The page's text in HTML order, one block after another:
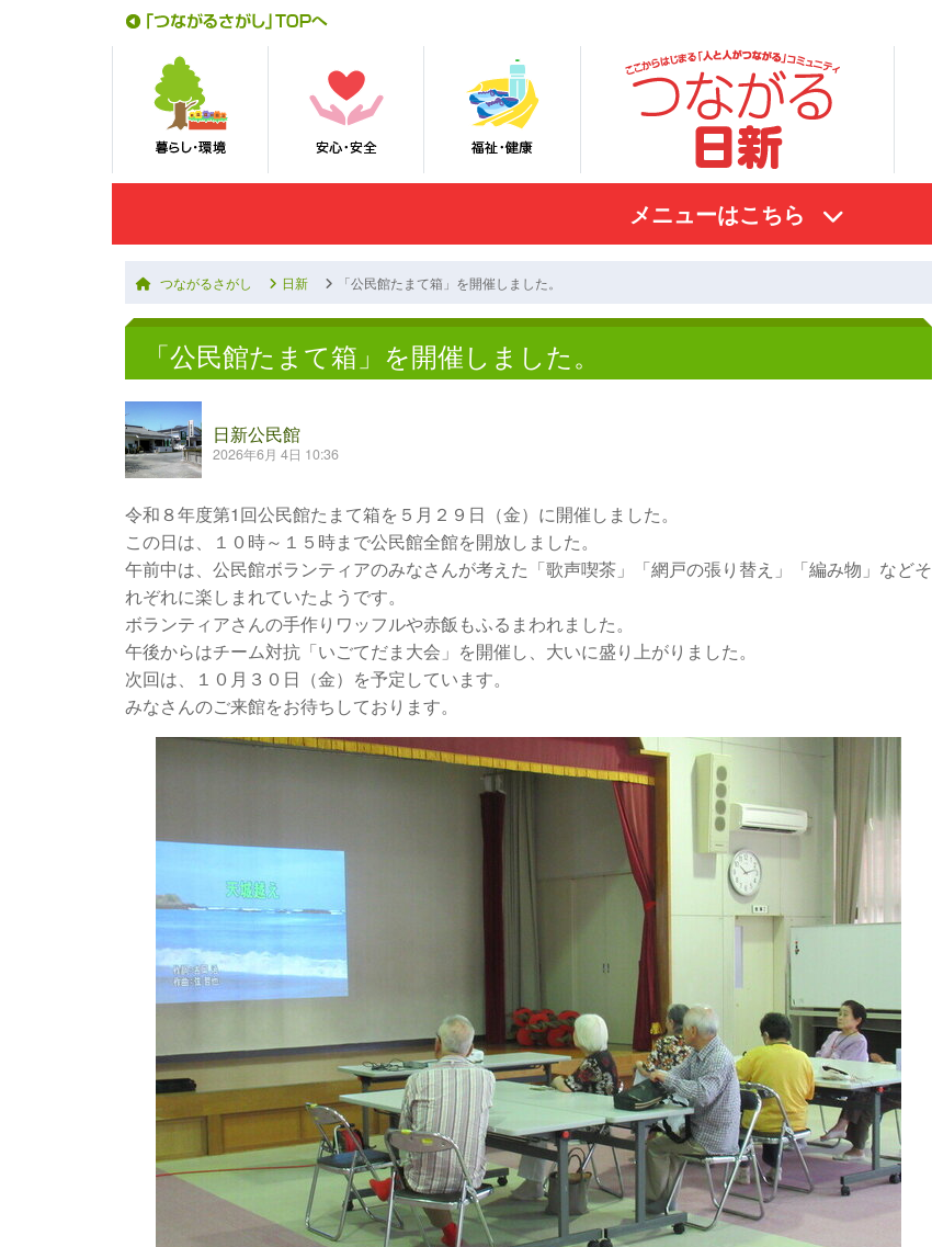
メニューはこちら
つながるさがし 日新 「公民館たまて箱」を開催しました。
「公民館たまて箱」を開催しました。
日新公民館
2026年6月 4日 10:36
令和８年度第1回公民館たまて箱を５月２９日（金）に開催しました。
この日は、１０時～１５時まで公民館全館を開放しました。
午前中は、公民館ボランティアのみなさんが考えた「歌声喫茶」「網戸の張り替え」「編み物」などそ
れぞれに楽しまれていたようです。
ボランティアさんの手作りワッフルや赤飯もふるまわれました。
午後からはチーム対抗「いごてだま大会」を開催し、大いに盛り上がりました。
次回は、１０月３０日（金）を予定しています。
みなさんのご来館をお待ちしております。